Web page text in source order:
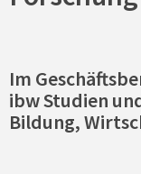
Im
ibw Studien
Bildung,